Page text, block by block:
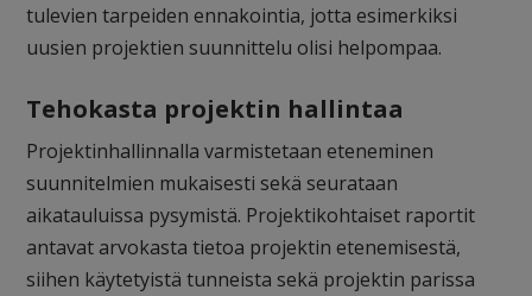
tulevien tarpeiden ennakointia, jotta esimerkiksi
uusien projektien suunnittelu olisi helpompaa.
Tehokasta projektin hallintaa
Projektinhallinnalla varmistetaan eteneminen
suunnitelmien mukaisesti sekä seurataan
aikatauluissa pysymistä. Projektikohtaiset raportit
antavat arvokasta tietoa projektin etenemisestä,
siihen käytetyistä tunneista sekä projektin parissa